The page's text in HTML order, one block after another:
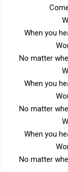
When you
No matter
When you
No matter
When you
No matter